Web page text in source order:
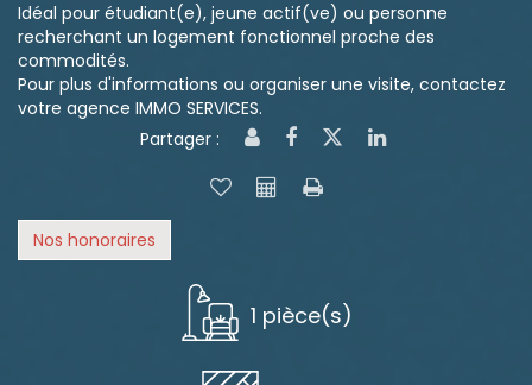
Idéal pour étudiant(e), jeune actif(ve) ou personne
recherchant un logement fonctionnel proche des
commodités.
Pour plus d'informations ou organiser une visite, contactez
votre agence IMMO SERVICES.
Partager :
Nos honoraires
1 pièce(s)